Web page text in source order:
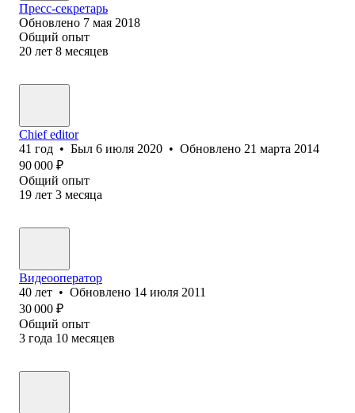
Пресс-секретарь
Обновлено 7 мая 2018
Общий опыт
20 лет 8 месяцев
Chief editor
41 год • Был 6 июля 2020 • Обновлено 21 марта 2014
90 000 ₽
Общий опыт
19 лет 3 месяца
Видеооператор
40 лет • Обновлено 14 июля 2011
30 000 ₽
Общий опыт
3 года 10 месяцев